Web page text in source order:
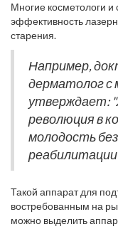
для подтяжки
лазеры, которые
этом обеспечивают
подтяжки популярен
отсутствию
Одним из главных
не требует
связана с меньшими
появлению
полноценного
нескольких сеансов,
Многие косметологи
эффективность
старения.
Например,
дерматолог
утверждает:
революция в
молодость
Такой аппарат для
востребованным на
можно выделить